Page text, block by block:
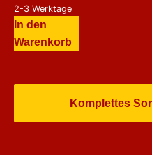
2-3 Werktage
In den
Warenkorb
Komplettes